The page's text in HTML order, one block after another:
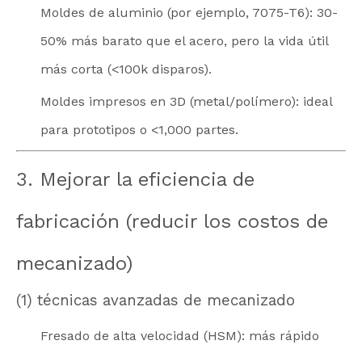
Moldes de aluminio (por ejemplo, 7075-T6): 30-
50% más barato que el acero, pero la vida útil
más corta (<100k disparos).
Moldes impresos en 3D (metal/polímero): ideal
para prototipos o <1,000 partes.
3. Mejorar la eficiencia de
fabricación (reducir los costos de
mecanizado)
(1) técnicas avanzadas de mecanizado
Fresado de alta velocidad (HSM): más rápido